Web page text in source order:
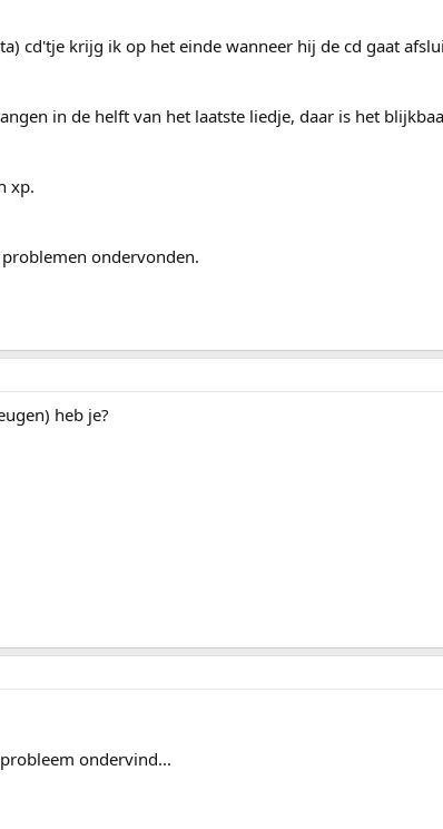
cd'tje krijg ik op het einde wanneer hij de cd gaat
in de helft van het laatste liedje, daar is het
xp.
ondervonden.
heb je?
ondervind...